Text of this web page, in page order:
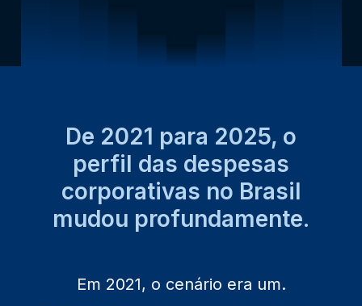
De 2021 para 2025, o
perfil das despesas
corporativas no Brasil
mudou profundamente.
Em 2021, o cenário era um.